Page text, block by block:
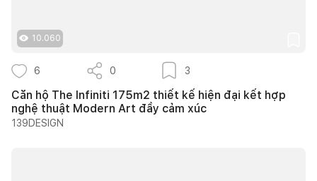
10.060
6 0 3
Căn hộ The Infiniti 175m2 thiết kế hiện đại kết hợp
nghệ thuật Modern Art đầy cảm xúc
139DESIGN